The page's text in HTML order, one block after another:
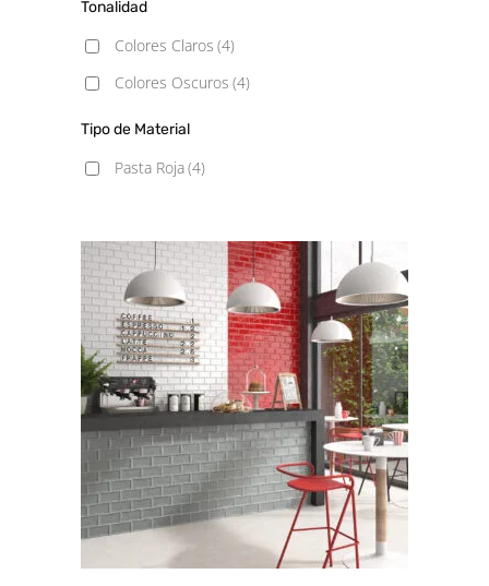
Tonalidad
Colores Claros (4)
Colores Oscuros (4)
Tipo de Material
Pasta Roja(4)